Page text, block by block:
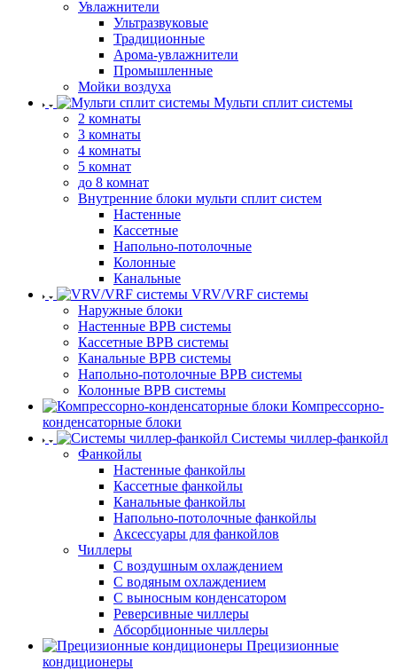
Увлажнители
Ультразвуковые
Традиционные
Арома-увлажнители
Промышленные
Мойки воздуха
Мульти сплит системы
2 комнаты
3 комнаты
4 комнаты
5 комнат
до 8 комнат
Внутренние блоки мульти сплит систем
Настенные
Кассетные
Напольно-потолочные
Колонные
Канальные
VRV/VRF системы
Наружные блоки
Настенные ВРВ системы
Кассетные ВРВ системы
Канальные ВРВ системы
Напольно-потолочные ВРВ системы
Колонные ВРВ системы
Компрессорно-
конденсаторные блоки
Системы чиллер-фанкойл
Фанкойлы
Настенные фанкойлы
Кассетные фанкойлы
Канальные фанкойлы
Напольно-потолочные фанкойлы
Аксессуары для фанкойлов
Чиллеры
С воздушным охлаждением
С водяным охлаждением
С выносным конденсатором
Реверсивные чиллеры
Абсорбционные чиллеры
Прецизионные
кондиционеры